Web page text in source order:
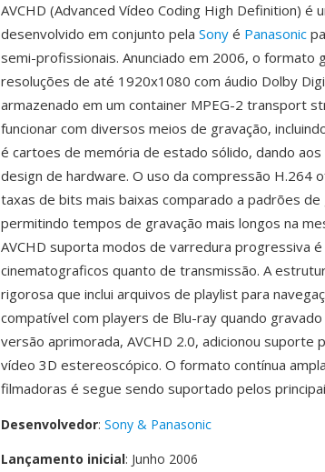
AVCHD (Advanced Vídeo Coding High Definition)
desenvolvido em conjunto pela Sony é Panasonic
semi-profissionais. Anunciado em 2006, o formato
resoluções de até 1920x1080 com áudio Dolby
armazenado em um container MPEG-2 transport
funcionar com diversos meios de gravação,
é cartoes de memória de estado sólido, dando
design de hardware. O uso da compressão H.264
taxas de bits mais baixas comparado a padrões
permitindo tempos de gravação mais longos na
AVCHD suporta modos de varredura progressiva
cinematograficos quanto de transmissão. A
rigorosa que inclui arquivos de playlist para
compatível com players de Blu-ray quando
versão aprimorada, AVCHD 2.0, adicionou
vídeo 3D estereoscópico. O formato contínua
filmadoras é segue sendo suportado pelos
Desenvolvedor: Sony & Panasonic
Lançamento inicial: Junho 2006